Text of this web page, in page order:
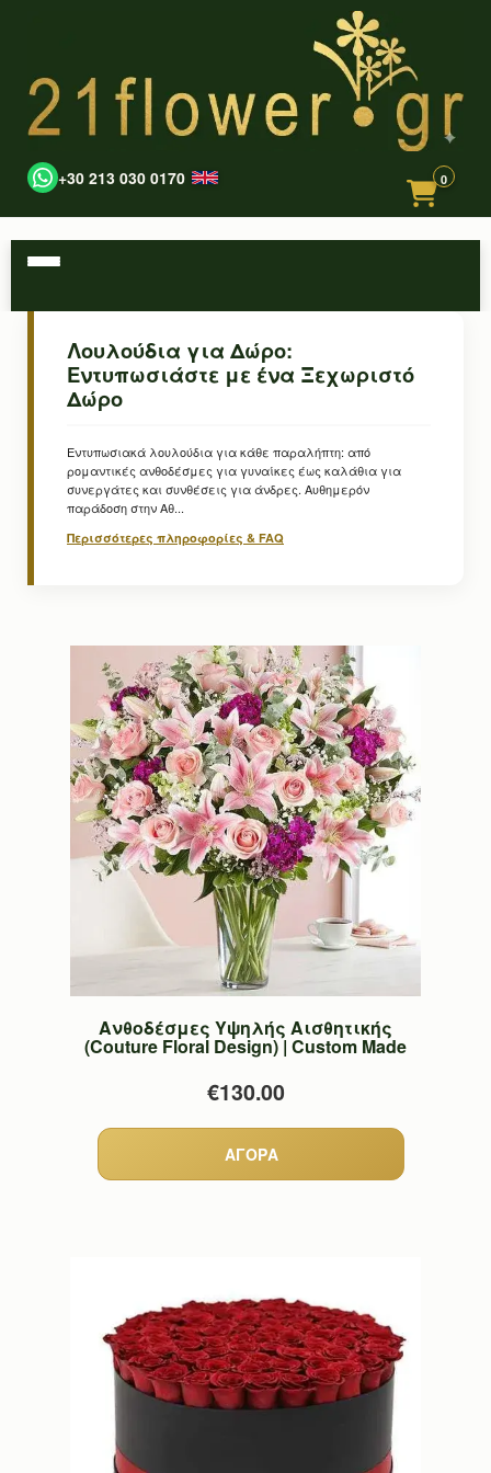
+30 213 030 0170 0
Λουλούδια για Δώρο:
Εντυπωσιάστε με ένα Ξεχωριστό
Δώρο
Εντυπωσιακά λουλούδια για κάθε παραλήπτη: από
ρομαντικές ανθοδέσμες για γυναίκες έως καλάθια για
συνεργάτες και συνθέσεις για άνδρες. Αυθημερόν
παράδοση στην Αθ...
Περισσότερες πληροφορίες & FAQ
Ανθοδέσμες Υψηλής Αισθητικής
(Couture Floral Design) | Custom Made
€130.00